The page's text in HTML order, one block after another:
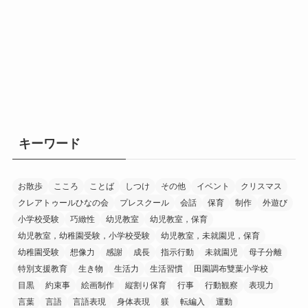
キーワード
お散歩 こころ ことば しつけ その他 イベント
クリスマス
クレアトゥールひなの会
プレスクール 会話 保育 制作
外遊び
小学校受験
巧緻性 幼児教室
幼児教室，保育
幼児教室，幼稚園受験，小学校受験
幼児教室，未就園児，保育
幼稚園受験
想像力 感謝 成長 指示行動 未就園児
母子分離
特別支援教育
生き物 生活力 生活習慣
田園調布雙葉小学校
目黒
約束事 絵画制作 縦割り保育 行事 行動観察
表現力
言葉
言語 言語表現 身体表現 躾 転編入 運動